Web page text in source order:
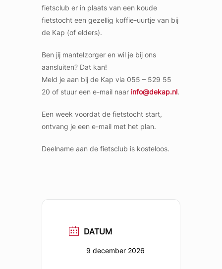
fietsclub er in plaats van een koude
fietstocht een gezellig koffie-uurtje van bij
de Kap (of elders).
Ben jij mantelzorger en wil je bij ons
aansluiten? Dat kan!
Meld je aan bij de Kap via 055 – 529 55
20 of stuur een e-mail naar info@dekap.nl.
Een week voordat de fietstocht start,
ontvang je een e-mail met het plan.
Deelname aan de fietsclub is kosteloos.
DATUM
9 december 2026